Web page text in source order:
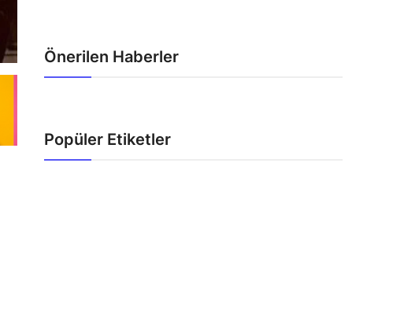
Önerilen Haberler
Popüler Etiketler